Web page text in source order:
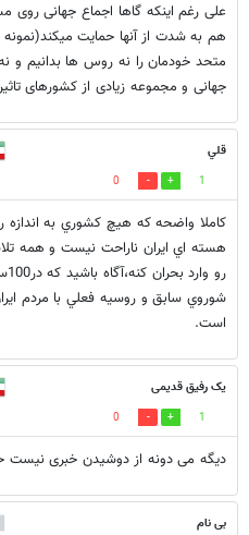
علی رغم اینکه گاها اجماع جهانی روی
هم به شدت از آنها حمایت میکند(نمونه
متحد خودمان را نه روس ها بدانیم و نه
جهانی و مجموعه زیادی از کشورهای
قلي
1
0
كاملا واضحه كه هيچ كشوري به
هسته اي ايران ناراحت نيست و همه
شوروي سابق و روسيه فعلي با مردم
است.
یک رفیق قدیمی
1
0
دیگه می دونه از دوشیدن خبری نیست
بی نام